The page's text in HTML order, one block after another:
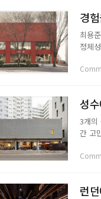
경
최용
정체
관통
성
3개의
간 고
며, 모
런